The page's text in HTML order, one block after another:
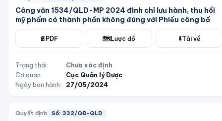
Công văn 1534/QLD-MP 2024 đình chỉ lưu hành, thu hồi
mỹ phẩm có thành phần không đúng với Phiếu công bố
📄 PDF 🗺️Lược đồ ⬇️Tải về
Trạng thái:
Chưa xác định
Cơ quan:
Cục Quản lý Dược
Ngày ban hành:
27/05/2024
Quyết định Số: 332/QĐ-QLD